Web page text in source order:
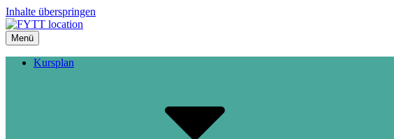
Inhalte überspringen
FYTT location
KOMM WIE DU BIST UND ERLEB DICH IN BEWEGUNG
Menü
Kursplan